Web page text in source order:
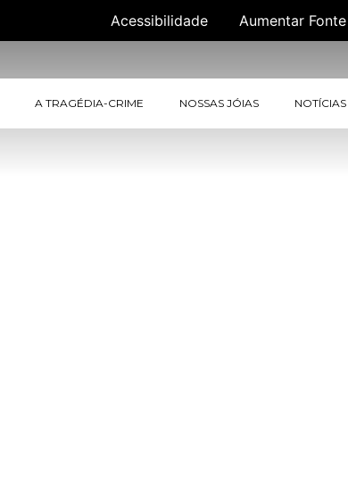
Acessibilidade Aumentar Fonte
A TRAGÉDIA-CRIME NOSSAS JÓIAS NOTÍCIAS